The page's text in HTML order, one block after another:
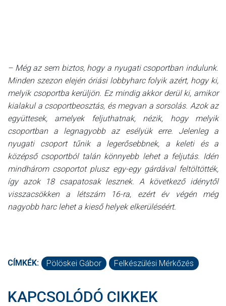
– Még az sem biztos, hogy a nyugati csoportban indulunk.
Minden szezon elején óriási lobbyharc folyik azért, hogy ki,
melyik csoportba kerüljön. Ez mindig akkor derül ki, amikor
kialakul a csoportbeosztás, és megvan a sorsolás. Azok az
együttesek, amelyek feljuthatnak, nézik, hogy melyik
csoportban a legnagyobb az esélyük erre. Jelenleg a
nyugati csoport tűnik a legerősebbnek, a keleti és a
középső csoportból talán könnyebb lehet a feljutás. Idén
mindhárom csoportot plusz egy-egy gárdával feltöltötték,
így azok 18 csapatosak lesznek. A következő idénytől
visszacsökken a létszám 16-ra, ezért év végén még
nagyobb harc lehet a kieső helyek elkerüléséért.
CÍMKÉK: Pölöskei Gábor Felkészülési Mérkőzés
KAPCSOLÓDÓ CIKKEK